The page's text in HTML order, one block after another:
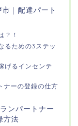
｜配達パート
？！
るための3ステッ
げるインセンテ
ナーの登録の仕方
ンパートナー
方法